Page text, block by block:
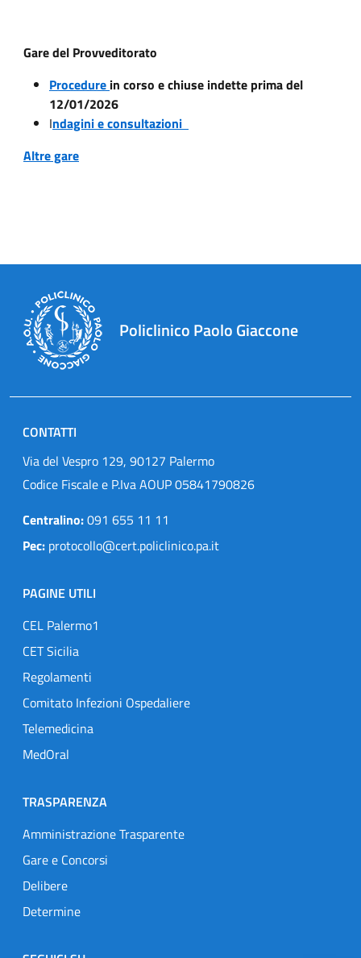
Gare del Provveditorato
Procedure in corso e chiuse indette prima del
12/01/2026
Indagini e consultazioni
Altre gare
Policlinico Paolo Giaccone
CONTATTI
Via del Vespro 129, 90127 Palermo
Codice Fiscale e P.Iva AOUP 05841790826
Centralino:091 655 11 11
Pec: protocollo@cert.policlinico.pa.it
PAGINE UTILI
CEL Palermo1
CET Sicilia
Regolamenti
Comitato Infezioni Ospedaliere
Telemedicina
MedOral
TRASPARENZA
Amministrazione Trasparente
Gare e Concorsi
Delibere
Determine